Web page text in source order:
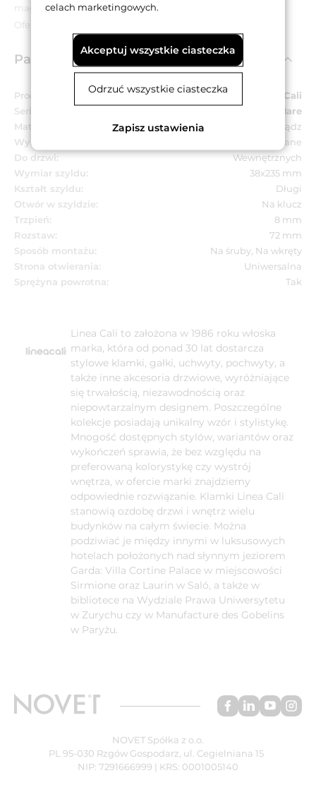
magazynie.
Oferta obowiązuje do wyczerpania zapasów.
Parametry techniczne
Producent:
Linea Cali
Seria:
Mare
Materiał:
Mosiądz
Wykończenie:
OL - mosiądzowane lakierowane
Do drzwi:
Wewnętrznych
Wymiar szyldu:
38x235 mm
Kształt szyldu:
Długi
Otwór w szyldzie:
Na klucz
Trzpień:
8 mm
Rozstaw:
72 mm
Sposób montażu:
Na śruby, Na wkręty
Strona otwierania:
Uniwersalna
Sprężyna powrotna:
Tak
Linea Cali to założona w 1986 roku włoska
marka, która od ponad 30 lat dostarcza
stylowe klamki, gałki, uchwyty, pochwyty, a
także inne akcesoria drzwiowe, wyróżniające
się trwałością, niezawodnością oraz
niepowtarzalnym designem. Poszczególne
kolekcje posiadają unikalny wzór i stylistykę.
Mnogość dostępnych stylów, wariantów oraz
wykończeń sprawia, że bez względu na
preferowaną kolorystykę czy wystrój
wnętrza, w ofercie marki znajdziemy
odpowiednie rozwiązanie. Klamki Linea Cali
stanowią ozdobę drzwi i wnętrz wielu
budynków na całym świecie. Można
podziwiać je między innymi w luksusowych
hotelach położonych nad słynnym jeziorem
Garda: Villa Cortine Palace w miejscowości
Sirmione oraz Laurin w Saló, a także w
bibliotece na Wydziale Prawa Uniwersytetu
w Zurychu czy w Manufacture des Gobelins
w Paryżu.
NOVET Spółka z o.o.
PL 95-030 Rzgów Gospodarz, ul. Cegielniana 15
NIP: 7291666999 | KRS: 0001005140
celach marketingowych.
Akceptuj wszystkie ciasteczka
Odrzuć wszystkie ciasteczka
Zapisz ustawienia